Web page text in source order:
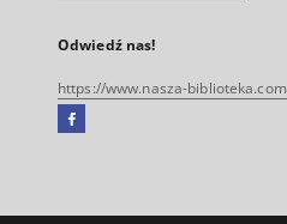
Odwiedź nas!
https://www.nasza-biblioteka.com
Facebook
się